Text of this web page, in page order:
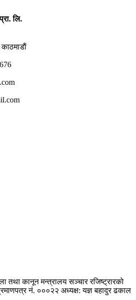
लि.
तथा कानून मन्त्रालयसञ्चार रजिष्ट्रारको
नं. ०००२२ अध्यक्ष: यज्ञ बहादुर ढकाल